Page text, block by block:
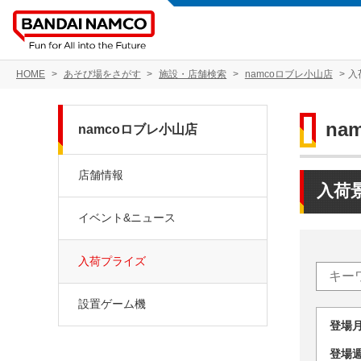
HOME あそび場をさがす 施設・店舗検索 namcoロブレ小山店 入
入荷
登
登
namcoロブレ小山店
店舗情報
イベント&ニュース
入荷プライズ
設置ゲーム機